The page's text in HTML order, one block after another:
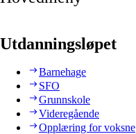
Utdanningsløpet
Barnehage
SFO
Grunnskole
Videregående
Opplæring for voksne